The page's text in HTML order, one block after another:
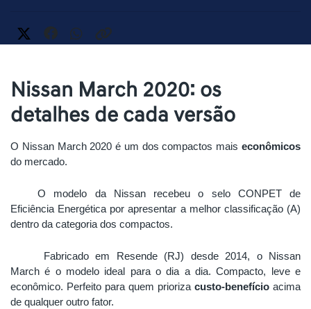
Nissan March 2020: os
detalhes de cada versão
O Nissan March 2020 é um dos compactos mais econômicos
do mercado.
O modelo da Nissan recebeu o selo CONPET de
Eficiência Energética por apresentar a melhor classificação (A)
dentro da categoria dos compactos.
Fabricado em Resende (RJ) desde 2014, o Nissan
March é o modelo ideal para o dia a dia. Compacto, leve e
econômico. Perfeito para quem prioriza custo-benefício acima
de qualquer outro fator.